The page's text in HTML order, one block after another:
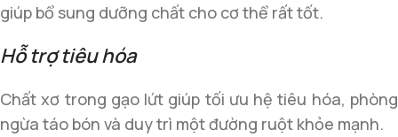
giúp bổ sung dưỡng chất cho cơ thể rất tốt.
Hỗ trợ tiêu hóa
Chất xơ trong gạo lứt giúp tối ưu hệ tiêu hóa, phòng
ngừa táo bón và duy trì một đường ruột khỏe mạnh.